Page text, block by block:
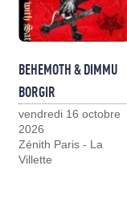
BEHEMOTH & DIMMU
BORGIR
vendredi 16 octobre
2026
Zénith Paris - La
Villette